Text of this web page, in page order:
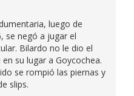
luego de
se negó a jugar el
Bilardo no le dio el
su lugar a Goycochea.
se rompió las piernas y
slips.